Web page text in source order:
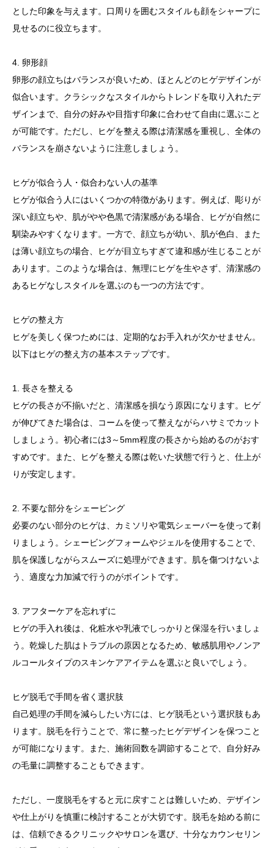
とした印象を与えます。口周りを囲むスタイルも顔をシャープに
見せるのに役立ちます。
4. 卵形顔
卵形の顔立ちはバランスが良いため、ほとんどのヒゲデザインが
似合います。クラシックなスタイルからトレンドを取り入れたデ
ザインまで、自分の好みや目指す印象に合わせて自由に選ぶこと
が可能です。ただし、ヒゲを整える際は清潔感を重視し、全体の
バランスを崩さないように注意しましょう。
ヒゲが似合う人・似合わない人の基準
ヒゲが似合う人にはいくつかの特徴があります。例えば、彫りが
深い顔立ちや、肌がやや色黒で清潔感がある場合、ヒゲが自然に
馴染みやすくなります。一方で、顔立ちが幼い、肌が色白、また
は薄い顔立ちの場合、ヒゲが目立ちすぎて違和感が生じることが
あります。このような場合は、無理にヒゲを生やさず、清潔感の
あるヒゲなしスタイルを選ぶのも一つの方法です。
ヒゲの整え方
ヒゲを美しく保つためには、定期的なお手入れが欠かせません。
以下はヒゲの整え方の基本ステップです。
1. 長さを整える
ヒゲの長さが不揃いだと、清潔感を損なう原因になります。ヒゲ
が伸びてきた場合は、コームを使って整えながらハサミでカット
しましょう。初心者には3～5mm程度の長さから始めるのがおす
すめです。また、ヒゲを整える際は乾いた状態で行うと、仕上が
りが安定します。
2. 不要な部分をシェービング
必要のない部分のヒゲは、カミソリや電気シェーバーを使って剃
りましょう。シェービングフォームやジェルを使用することで、
肌を保護しながらスムーズに処理ができます。肌を傷つけないよ
う、適度な力加減で行うのがポイントです。
3. アフターケアを忘れずに
ヒゲの手入れ後は、化粧水や乳液でしっかりと保湿を行いましょ
う。乾燥した肌はトラブルの原因となるため、敏感肌用やノンア
ルコールタイプのスキンケアアイテムを選ぶと良いでしょう。
ヒゲ脱毛で手間を省く選択肢
自己処理の手間を減らしたい方には、ヒゲ脱毛という選択肢もあ
ります。脱毛を行うことで、常に整ったヒゲデザインを保つこと
が可能になります。また、施術回数を調節することで、自分好み
の毛量に調整することもできます。
ただし、一度脱毛をすると元に戻すことは難しいため、デザイン
や仕上がりを慎重に検討することが大切です。脱毛を始める前に
は、信頼できるクリニックやサロンを選び、十分なカウンセリン